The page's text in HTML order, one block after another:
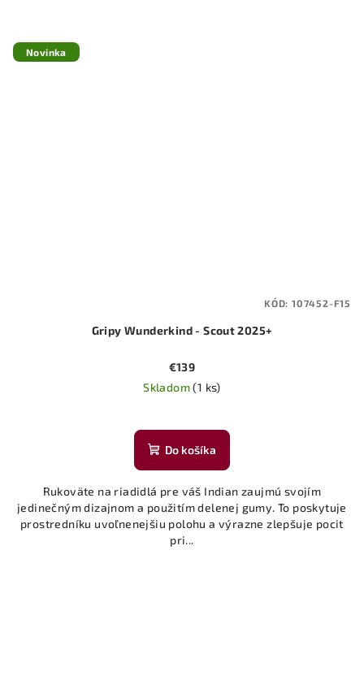
Novinka
Gripy Wunderkind - Scout 2025+
€139
Skladom(1 ks)
Do košíka
Rukoväte na riadidlá pre váš Indian zaujmú svojím
jedinečným dizajnom a použitím delenej gumy. To poskytuje
prostredníku uvoľnenejšiu polohu a výrazne zlepšuje pocit
pri...
KÓD: 107452-F15